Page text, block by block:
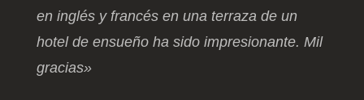
en inglés y francés en una terraza de un
hotel de ensueño ha sido impresionante. Mil
gracias»